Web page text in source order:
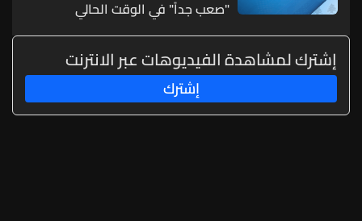
"صعب جداً" في الوقت الحالي
إشترك لمشاهدة الفيديوهات عبر الانترنت
إشترك